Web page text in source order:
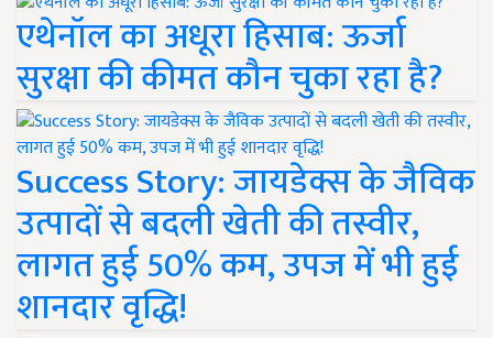
एथेनॉल का अधूरा हिसाब: ऊर्जा
सुरक्षा की कीमत कौन चुका रहा है?
Success Story: जायडेक्स के जैविक
उत्पादों से बदली खेती की तस्वीर,
लागत हुई 50% कम, उपज में भी हुई
शानदार वृद्धि!